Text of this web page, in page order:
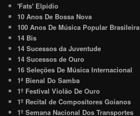
'Fats' Elpidio
10 Anos De Bossa Nova
100 Anos De Música Popular Brasileira
14 Bis
14 Sucessos da Juventude
14 Sucessos de Ouro
16 Seleções De Música Internacional
1ª Bienal Do Samba
1º Festival Violão De Ouro
1º Recital de Compositores Goianos
1º Semana Nacional Dos Transportes